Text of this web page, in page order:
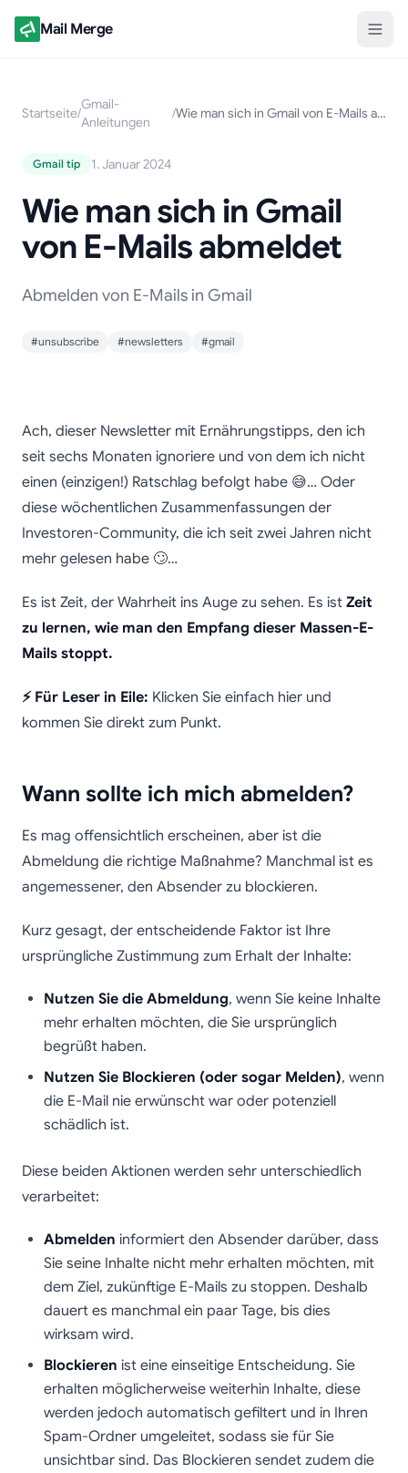
Mail Merge
Startseite/
Gmail-
Anleitungen
/ Wie man sich in Gmail von E-Mails abmeldet
Gmail tip 1. Januar 2024
Wie man sich in Gmail
von E-Mails abmeldet
Abmelden von E-Mails in Gmail
#unsubscribe #newsletters #gmail
Wie man sich in Gmail
von E-Mails abmeldet
Ach, dieser Newsletter mit Ernährungstipps, den ich
seit sechs Monaten ignoriere und von dem ich nicht
einen (einzigen!) Ratschlag befolgt habe 😅… Oder
diese wöchentlichen Zusammenfassungen der
Investoren-Community, die ich seit zwei Jahren nicht
mehr gelesen habe 🙄…
Es ist Zeit, der Wahrheit ins Auge zu sehen. Es ist Zeit
zu lernen, wie man den Empfang dieser Massen-E-
Mails stoppt.
⚡ Für Leser in Eile: Klicken Sie einfach hier und
kommen Sie direkt zum Punkt.
Wann sollte ich mich abmelden?
Es mag offensichtlich erscheinen, aber ist die
Abmeldung die richtige Maßnahme? Manchmal ist es
angemessener, den Absender zu blockieren.
Kurz gesagt, der entscheidende Faktor ist Ihre
ursprüngliche Zustimmung zum Erhalt der Inhalte:
Nutzen Sie die Abmeldung, wenn Sie keine Inhalte
mehr erhalten möchten, die Sie ursprünglich
begrüßt haben.
Nutzen Sie Blockieren (oder sogar Melden), wenn
die E-Mail nie erwünscht war oder potenziell
schädlich ist.
Diese beiden Aktionen werden sehr unterschiedlich
verarbeitet:
Abmelden informiert den Absender darüber, dass
Sie seine Inhalte nicht mehr erhalten möchten, mit
dem Ziel, zukünftige E-Mails zu stoppen. Deshalb
dauert es manchmal ein paar Tage, bis dies
wirksam wird.
Blockieren ist eine einseitige Entscheidung. Sie
erhalten möglicherweise weiterhin Inhalte, diese
werden jedoch automatisch gefiltert und in Ihren
Spam-Ordner umgeleitet, sodass sie für Sie
unsichtbar sind. Das Blockieren sendet zudem die